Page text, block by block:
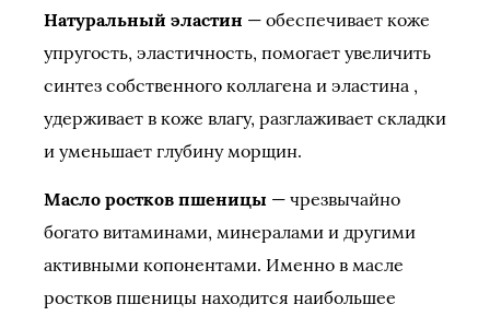
Натуральный эластин — обеспечивает коже
упругость, эластичность, помогает увеличить
синтез собственного коллагена и эластина ,
удерживает в коже влагу, разглаживает складки
и уменьшает глубину морщин.
Масло ростков пшеницы — чрезвычайно
богато витаминами, минералами и другими
активными копонентами. Именно в масле
ростков пшеницы находится наибольшее